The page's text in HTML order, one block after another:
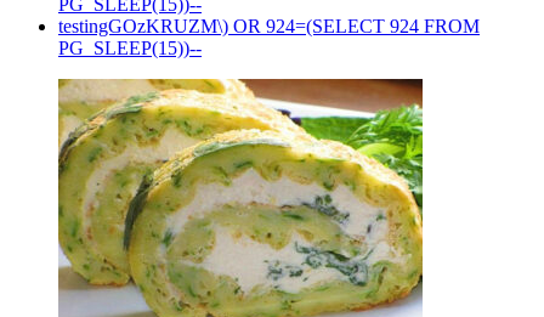
testingGOzKRUZM\) OR 924=(SELECT 924 FROM
PG_SLEEP(15))--